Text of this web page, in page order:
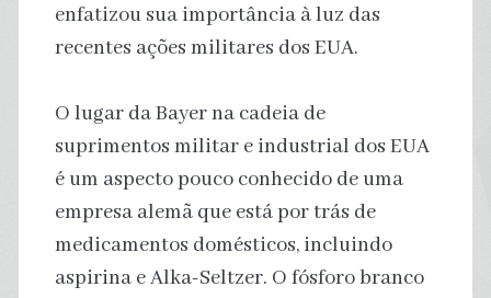
enfatizou sua importância à luz das
recentes ações militares dos EUA.
O lugar da Bayer na cadeia de
suprimentos militar e industrial dos EUA
é um aspecto pouco conhecido de uma
empresa alemã que está por trás de
medicamentos domésticos, incluindo
aspirina e Alka-Seltzer. O fósforo branco